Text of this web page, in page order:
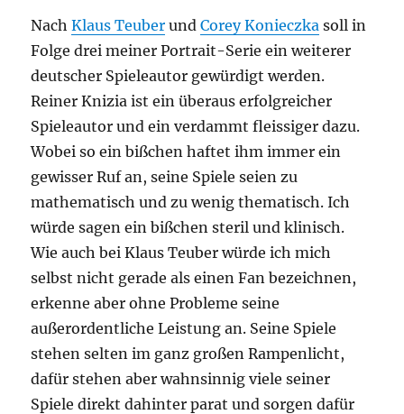
NachKlaus Teuber undCorey Konieczka soll in
Folge drei meiner Portrait-Serie ein weiterer
deutscher Spieleautor gewürdigt werden.
Reiner Knizia ist ein überaus erfolgreicher
Spieleautor und ein verdammt fleissiger dazu.
Wobei so ein bißchen haftet ihm immer ein
gewisser Ruf an, seine Spiele seien zu
mathematisch und zu wenig thematisch. Ich
würde sagen ein bißchen steril und klinisch.
Wie auch bei Klaus Teuber würde ich mich
selbst nicht gerade als einen Fan bezeichnen,
erkenne aber ohne Probleme seine
außerordentliche Leistung an. Seine Spiele
stehen selten im ganz großen Rampenlicht,
dafür stehen aber wahnsinnig viele seiner
Spiele direkt dahinter parat und sorgen dafür